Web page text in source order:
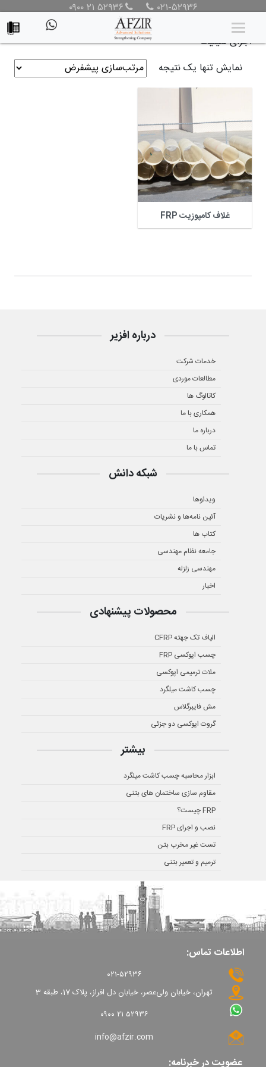
۰۲۱-۵۲۹۳۶
۰۹۰۰ ۲۱ ۵۲۹۳۶
محصولات
/ محصولات برچسب خورده “هزینه
اجرای لمینیت”
نمایش تنها یک نتیجه
غلاف کامپوزیت FRP
درباره افزیر
خدمات شرکت
مطالعات موردی
کاتالوگ ها
همکاری با ما
درباره ما
تماس با ما
شبکه دانش
ویدئوها
آئین نامه‌ها و نشریات
کتاب ها
جامعه نظام مهندسی
مهندسی زلزله
اخبار
محصولات پیشنهادی
الیاف تک جهته CFRP
چسب اپوکسی FRP
ملات ترمیمی اپوکسی
چسب کاشت میلگرد
مش فایبرگلاس
گروت اپوکسی دو جزئی
بیشتر
ابزار محاسبه چسب کاشت میلگرد
مقاوم سازی ساختمان های بتنی
FRP چیست؟
نصب و اجرای FRP
تست غیر مخرب بتن
ترمیم و تعمیر بتنی
اطلاعات تماس:
۰۲۱-۵۲۹۳۶
تهران، خیابان ولی‌عصر، خیابان دل افراز، پلاک 17، طبقه 3
۰۹۰۰ ۲۱ ۵۲۹۳۶
info@afzir.com
عضویت در خبرنامه: